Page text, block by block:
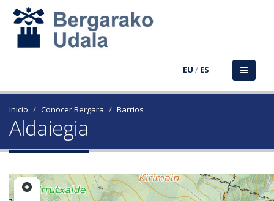
EU / ES
Inicio Conocer Bergara Barrios
Aldaiegia